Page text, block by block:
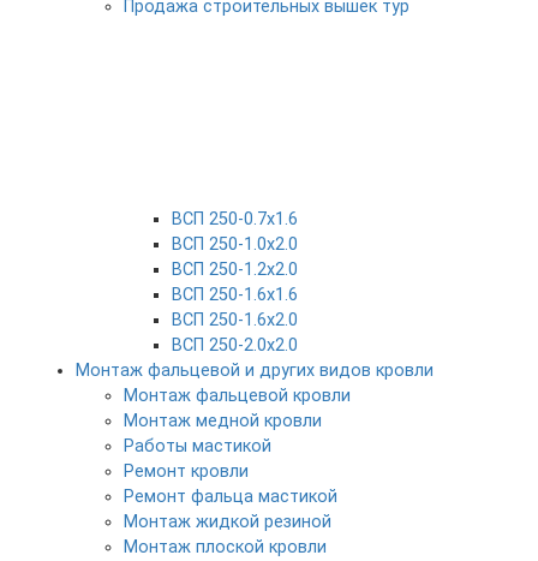
Продажа строительных вышек тур
ВСП 250-0.7x1.6
ВСП 250-1.0x2.0
ВСП 250-1.2x2.0
ВСП 250-1.6x1.6
ВСП 250-1.6х2.0
ВСП 250-2.0x2.0
Монтаж фальцевой и других видов кровли
Монтаж фальцевой кровли
Монтаж медной кровли
Работы мастикой
Ремонт кровли
Ремонт фальца мастикой
Монтаж жидкой резиной
Монтаж плоской кровли